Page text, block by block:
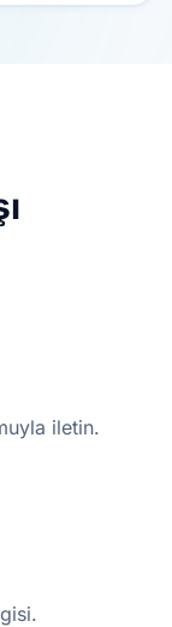
iletin.